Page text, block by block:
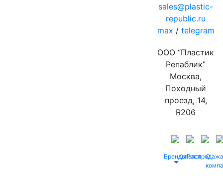
sales@plastic-
republic.ru
max / telegram
ООО “Пластик
Репаблик”
Москва,
Походный
проезд, 14,
R206
БрендыКаталог
Распродажа
О